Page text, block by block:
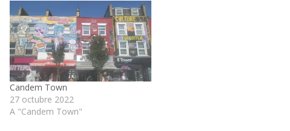
Candem Town
27 octubre 2022
A "Candem Town"